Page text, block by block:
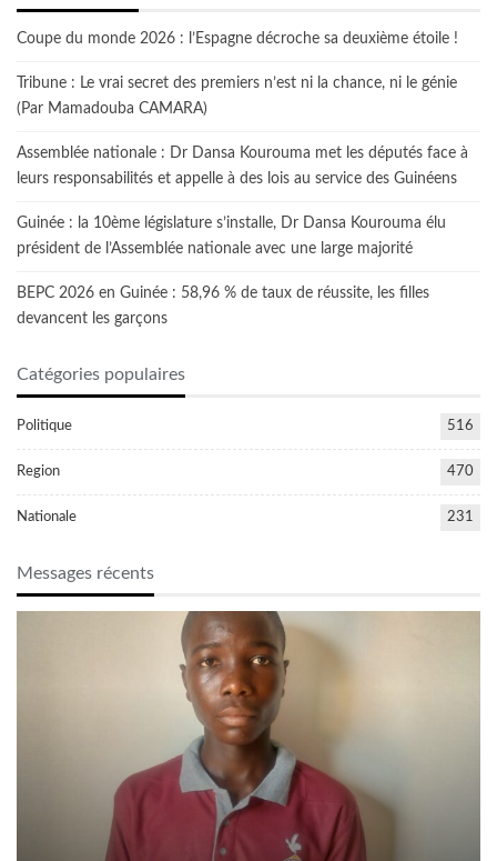
Coupe du monde 2026 : l’Espagne décroche sa deuxième étoile !
Tribune : Le vrai secret des premiers n’est ni la chance, ni le génie
(Par Mamadouba CAMARA)
Assemblée nationale : Dr Dansa Kourouma met les députés face à
leurs responsabilités et appelle à des lois au service des Guinéens
Guinée : la 10ème législature s’installe, Dr Dansa Kourouma élu
président de l’Assemblée nationale avec une large majorité
BEPC 2026 en Guinée : 58,96 % de taux de réussite, les filles
devancent les garçons
Catégories populaires
Politique 516
Region 470
Nationale 231
Messages récents